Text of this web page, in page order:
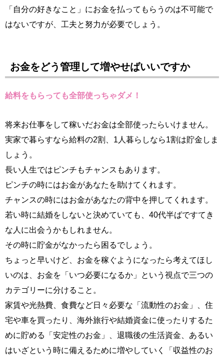
「自分の好きなこと」にお金を払ってもらうのは不可能で
はないですが、工夫と努力が必要でしょう。
お金をどう管理して増やせばいいですか
給料をもらっても全部使っちゃダメ！
将来お仕事をして稼いだお金は全部使ったらいけません。
実家で暮らすなら給料の2割、1人暮らしなら1割は貯金しま
しょう。
長い人生ではピンチもチャンスもあります。
ピンチの時にはお金があなたを助けてくれます。
チャンスの時にはお金があなたの背中を押してくれます。
若い時に結婚をしないと決めていても、40代半ばですてき
な人に出会うかもしれません。
その時に貯金がなかったら困るでしょう。
ちょっと早いけど、お金を稼ぐようになったら考えてほし
いのは、お金を「いつ必要になるか」という視点で三つの
カテゴリーに分けること。
家賃や光熱費、食費など日々必要な「流動性のお金」、住
宅や車を買ったり、海外旅行や結婚資金に使ったりするた
めに貯める「安定性のお金」、退職後の生活資金、あるい
はいざという時に備えるために増やしていく「収益性のお